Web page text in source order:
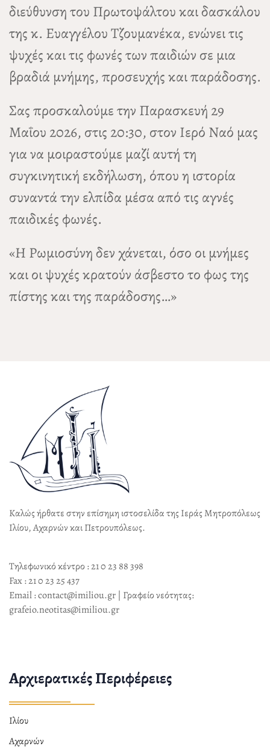
διεύθυνση του Πρωτοψάλτου και δασκάλου
της κ. Ευαγγέλου Τζουμανέκα, ενώνει τις
ψυχές και τις φωνές των παιδιών σε μια
βραδιά μνήμης, προσευχής και παράδοσης.
Σας προσκαλούμε την Παρασκευή 29
Μαΐου 2026, στις 20:30, στον Ιερό Ναό μας
για να μοιραστούμε μαζί αυτή τη
συγκινητική εκδήλωση, όπου η ιστορία
συναντά την ελπίδα μέσα από τις αγνές
παιδικές φωνές.
«Η Ρωμιοσύνη δεν χάνεται, όσο οι μνήμες
και οι ψυχές κρατούν άσβεστο το φως της
πίστης και της παράδοσης…»
Καλώς ήρθατε στην επίσημη ιστοσελίδα της Ιεράς Μητροπόλεως
Ιλίου, Αχαρνών και Πετρουπόλεως.
Τηλεφωνικό κέντρο : 21 0 23 88 398
Fax : 21 0 23 25 437
Email : contact@imiliou.gr | Γραφείο νεότητας:
grafeio.neotitas@imiliou.gr
Αρχιερατικές Περιφέρειες
Ιλίου
Αχαρνών